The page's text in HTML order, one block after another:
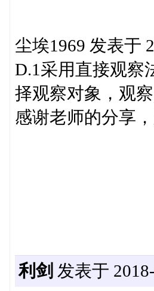
尘埃1969 发表于
D.1采用直接观察
择观察对象，观
感谢老师的分享
利剑 发表于